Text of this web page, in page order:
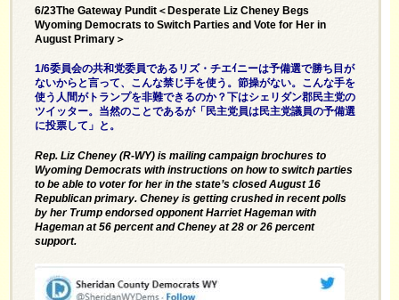
6/23The Gateway Pundit＜Desperate Liz Cheney Begs
Wyoming Democrats to Switch Parties and Vote for Her in
August Primary＞
1/6委員会の共和党委員であるリズ・チエｲニーは予備選で勝ち目が
ないからと言って、こんな禁じ手を使う。節操がない。こんな手を
使う人間がトランプを非難できるのか？下はシェリダン郡民主党の
ツイッター。当然のことであるが「民主党員は民主党議員の予備選
に投票して」と。
Rep. Liz Cheney (R-WY) is mailing campaign brochures to
Wyoming Democrats with instructions on how to switch parties
to be able to voter for her in the state’s closed August 16
Republican primary. Cheney is getting crushed in recent polls
by her Trump endorsed opponent Harriet Hageman with
Hageman at 56 percent and Cheney at 28 or 26 percent
support.